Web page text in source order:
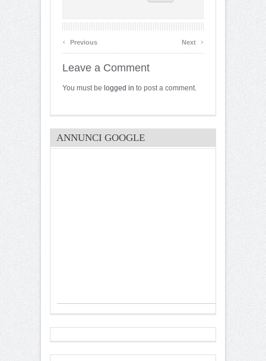
‹ Previous Next ›
Leave a Comment
You must be logged in to post a comment.
ANNUNCI GOOGLE